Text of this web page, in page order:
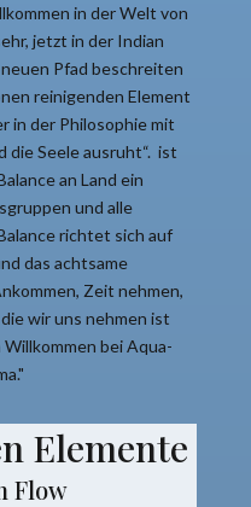
in der Welt von
jetzt in der Indian
Pfad beschreiten
reinigenden Element
in der Philosophie mit
die Seele ausruht“. ist
an Land ein
und alle
richtet sich auf
das achtsame
Zeit nehmen,
wir uns nehmen ist
bei Aqua-
Elemente
Flow